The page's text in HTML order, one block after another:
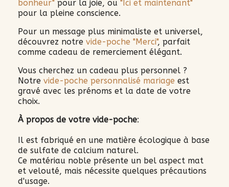
bonheur" pour la joie, ou "Ici et maintenant"
pour la pleine conscience.
Pour un message plus minimaliste et universel,
découvrez notre vide-poche "Merci", parfait
comme cadeau de remerciement élégant.
Vous cherchez un cadeau plus personnel ?
Notre vide-poche personnalisé mariage est
gravé avec les prénoms et la date de votre
choix.
À propos de votre vide-poche:
Il est fabriqué en une matière écologique à base
de sulfate de calcium naturel.
Ce matériau noble présente un bel aspect mat
et velouté, mais nécessite quelques précautions
d'usage.